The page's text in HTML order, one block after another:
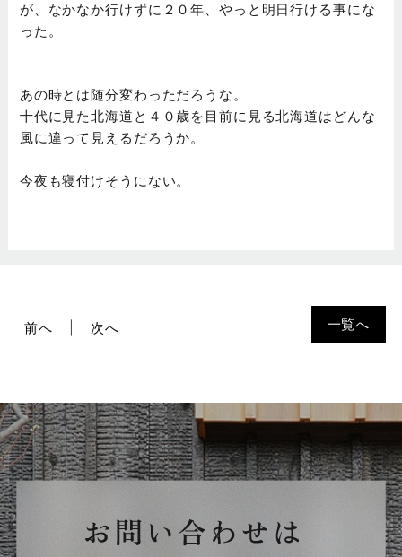
が、なかなか行けずに２０年、やっと明日行ける事にな
った。
あの時とは随分変わっただろうな。
十代に見た北海道と４０歳を目前に見る北海道はどんな
風に違って見えるだろうか。
今夜も寝付けそうにない。
一覧へ
前へ 次へ